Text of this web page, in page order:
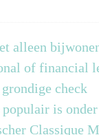
alleen
of financial
check
is
Classique